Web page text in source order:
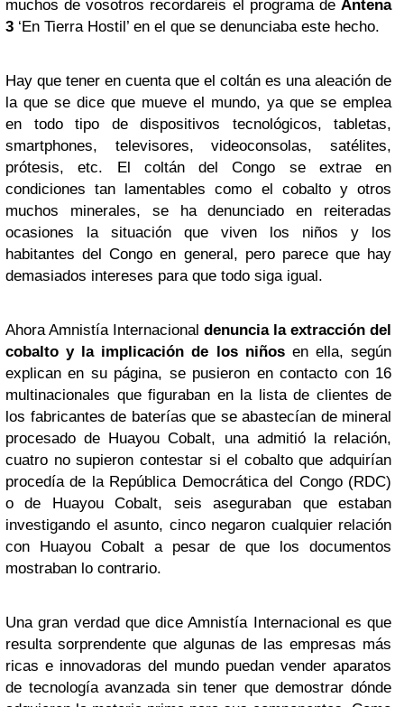
muchos de vosotros recordareis el programa de Antena
3 ‘En Tierra Hostil’ en el que se denunciaba este hecho.
Hay que tener en cuenta que el coltán es una aleación de
la que se dice que mueve el mundo, ya que se emplea
en todo tipo de dispositivos tecnológicos, tabletas,
smartphones, televisores, videoconsolas, satélites,
prótesis, etc. El coltán del Congo se extrae en
condiciones tan lamentables como el cobalto y otros
muchos minerales, se ha denunciado en reiteradas
ocasiones la situación que viven los niños y los
habitantes del Congo en general, pero parece que hay
demasiados intereses para que todo siga igual.
Ahora Amnistía Internacional denuncia la extracción del
cobalto y la implicación de los niñosen ella, según
explican en su página, se pusieron en contacto con 16
multinacionales que figuraban en la lista de clientes de
los fabricantes de baterías que se abastecían de mineral
procesado de Huayou Cobalt, una admitió la relación,
cuatro no supieron contestar si el cobalto que adquirían
procedía de la República Democrática del Congo (RDC)
o de Huayou Cobalt, seis aseguraban que estaban
investigando el asunto, cinco negaron cualquier relación
con Huayou Cobalt a pesar de que los documentos
mostraban lo contrario.
Una gran verdad que dice Amnistía Internacional es que
resulta sorprendente que algunas de las empresas más
ricas e innovadoras del mundo puedan vender aparatos
de tecnología avanzada sin tener que demostrar dónde